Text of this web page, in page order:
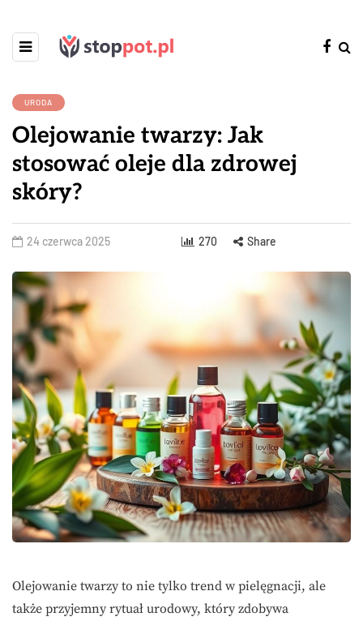
URODA
Olejowanie twarzy: Jak
stosować oleje dla zdrowej
skóry?
24 czerwca 2025 270 Share
Olejowanie twarzy to nie tylko trend w pielęgnacji, ale
także przyjemny rytuał urodowy, który zdobywa